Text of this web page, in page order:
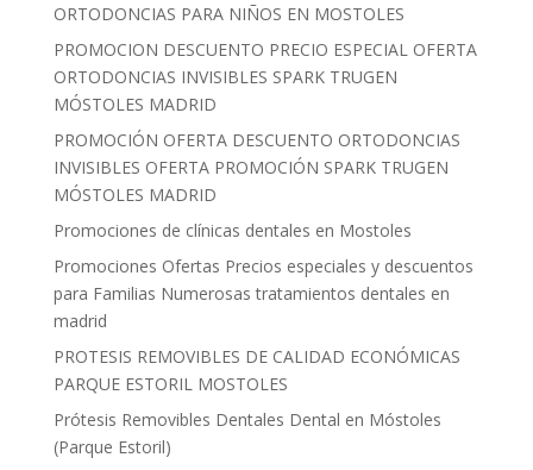
ORTODONCIAS PARA NIÑOS EN MOSTOLES
PROMOCION DESCUENTO PRECIO ESPECIAL OFERTA
ORTODONCIAS INVISIBLES SPARK TRUGEN
MÓSTOLES MADRID
PROMOCIÓN OFERTA DESCUENTO ORTODONCIAS
INVISIBLES OFERTA PROMOCIÓN SPARK TRUGEN
MÓSTOLES MADRID
Promociones de clínicas dentales en Mostoles
Promociones Ofertas Precios especiales y descuentos
para Familias Numerosas tratamientos dentales en
madrid
PROTESIS REMOVIBLES DE CALIDAD ECONÓMICAS
PARQUE ESTORIL MOSTOLES
Prótesis Removibles Dentales Dental en Móstoles
(Parque Estoril)